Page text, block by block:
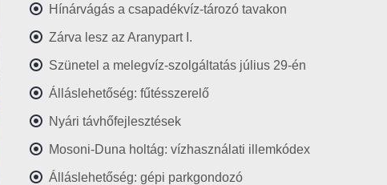
Hínárvágás a csapadékvíz-tározó tavakon
Zárva lesz az Aranypart I.
Szünetel a melegvíz-szolgáltatás július 29-én
Álláslehetőség: fűtésszerelő
Nyári távhőfejlesztések
Mosoni-Duna holtág: vízhasználati illemkódex
Álláslehetőség: gépi parkgondozó